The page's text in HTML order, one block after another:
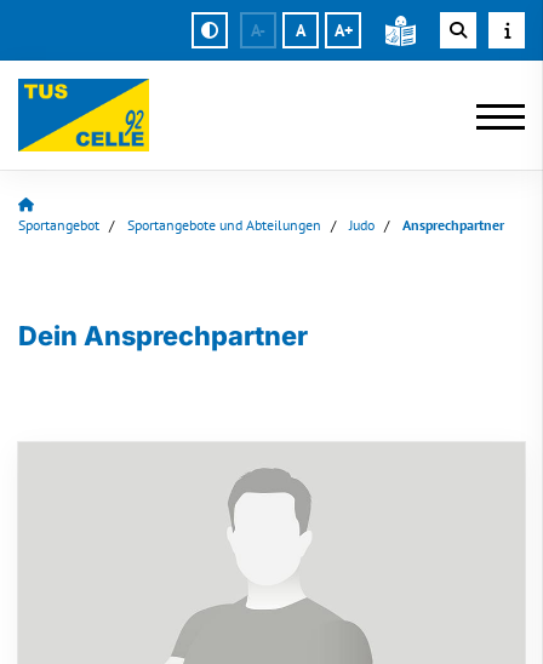
A- A A+
Sportangebot Sportangebote und Abteilungen Judo Ansprechpartner
Dein Ansprechpartner